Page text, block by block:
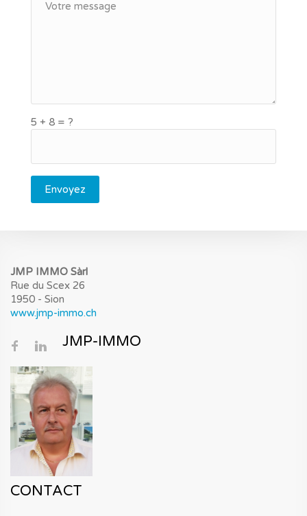
5 + 8 = ?
Envoyez
JMP IMMO Sàrl
Rue du Scex 26
1950 - Sion
www.jmp-immo.ch
JMP-IMMO
CONTACT